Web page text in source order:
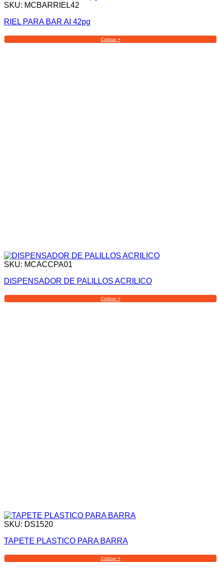
SKU: MCBARRIEL42
RIEL PARA BAR AI 42pg
Cotizar +
SKU: MCACCPA01
DISPENSADOR DE PALILLOS ACRILICO
Cotizar +
SKU: DS1520
TAPETE PLASTICO PARA BARRA
Cotizar +